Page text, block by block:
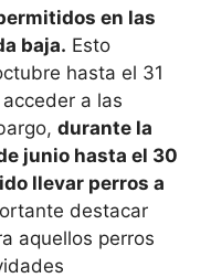
en las
baja. Esto
hasta el 31
a las
durante la
junio hasta el 30
llevar perros a
destacar
aquellos perros